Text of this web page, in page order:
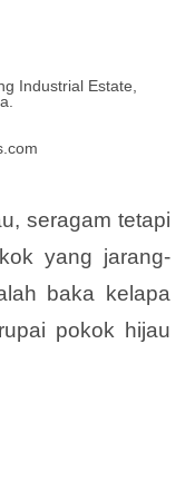
Industrial Estate,
seragam tetapi
yang jarang-
baka kelapa
pokok hijau